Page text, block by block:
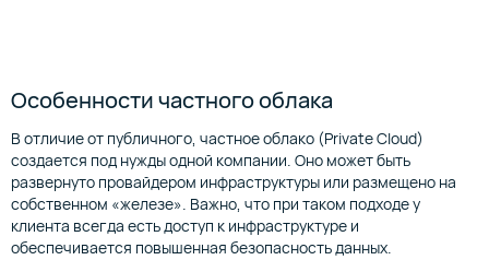
Особенности частного облака
В отличие от публичного, частное облако (Private Cloud)
создается под нужды одной компании. Оно может быть
развернуто провайдером инфраструктуры или размещено на
собственном «железе». Важно, что при таком подходе у
клиента всегда есть доступ к инфраструктуре и
обеспечивается повышенная безопасность данных.